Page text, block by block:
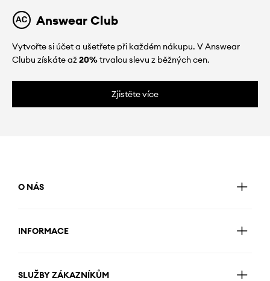
Answear Club
Vytvořte si účet a ušetřete při každém nákupu. V Answear
Clubu získáte až20%trvalou slevu z běžných cen.
Zjistěte více
O NÁS
INFORMACE
SLUŽBY ZÁKAZNÍKŮM